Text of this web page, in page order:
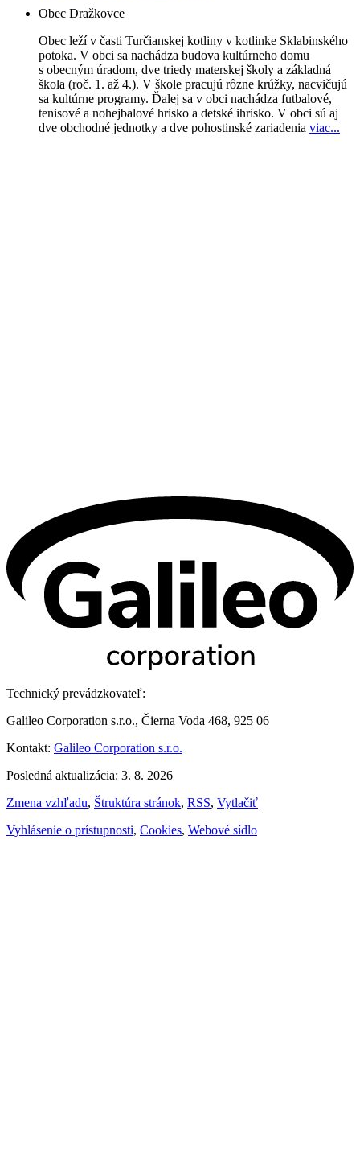
Obec Dražkovce
Obec leží v časti Turčianskej kotliny v kotlinke Sklabinského
potoka. V obci sa nachádza budova kultúrneho domu
s obecným úradom, dve triedy materskej školy a základná
škola (roč. 1. až 4.). V škole pracujú rôzne krúžky, nacvičujú
sa kultúrne programy. Ďalej sa v obci nachádza futbalové,
tenisové a nohejbalové hrisko a detské ihrisko. V obci sú aj
dve obchodné jednotky a dve pohostinské zariadenia viac...
Technický prevádzkovateľ:
Galileo Corporation s.r.o., Čierna Voda 468, 925 06
Kontakt: Galileo Corporation s.r.o.
Posledná aktualizácia: 3. 8. 2026
Zmena vzhľadu, Štruktúra stránok, RSS, Vytlačiť
Vyhlásenie o prístupnosti, Cookies, Webové sídlo